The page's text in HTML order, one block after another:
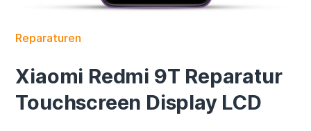
Reparaturen
Xiaomi Redmi 9T Reparatur
Touchscreen Display LCD